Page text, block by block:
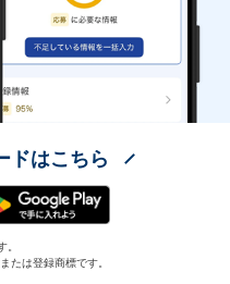
ドはこちら
は登録商標です。